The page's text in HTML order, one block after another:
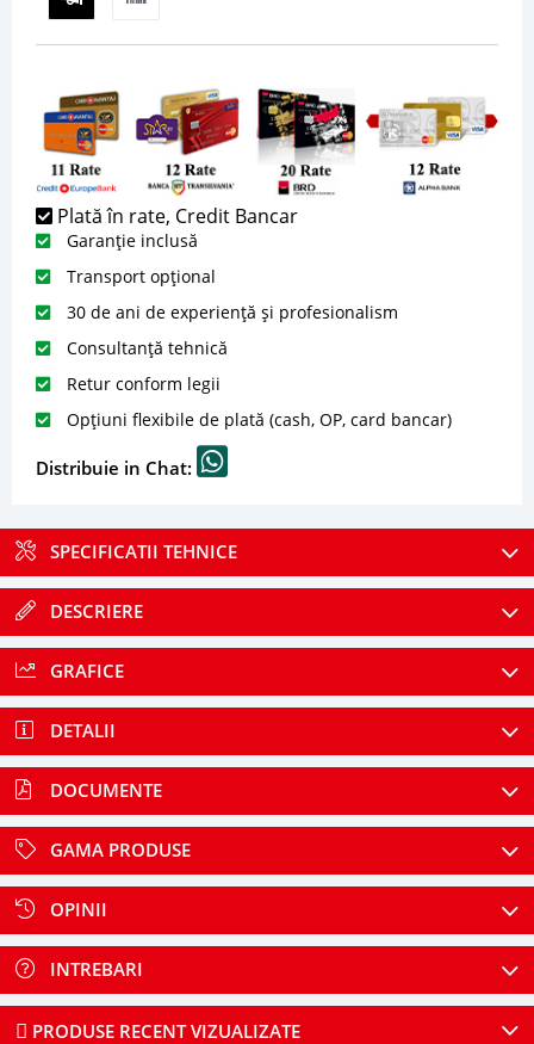
Plată în rate, Credit Bancar
Garanție inclusă
Transport opțional
30 de ani de experiență și profesionalism
Consultanță tehnică
Retur conform legii
Opțiuni flexibile de plată (cash, OP, card bancar)
Distribuie in Chat:
SPECIFICATII TEHNICE
DESCRIERE
GRAFICE
DETALII
DOCUMENTE
GAMA PRODUSE
OPINII
INTREBARI
PRODUSE RECENT VIZUALIZATE